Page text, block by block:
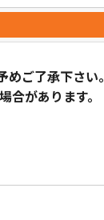
ご了承下さい。
があります。